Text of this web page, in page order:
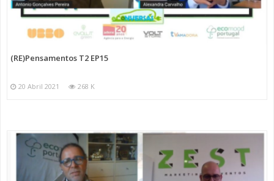
(RE)Pensamentos T2 EP15
20 Abril 2021 268 K